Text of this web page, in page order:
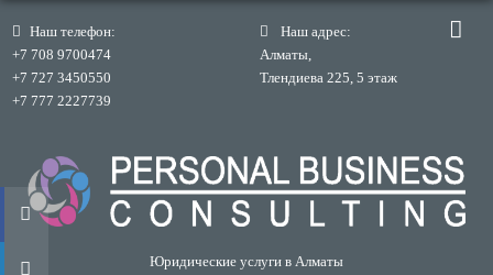
Наш телефон:
+7 708 9700474
+7 727 3450550
+7 777 2227739
Наш адрес:
Алматы,
Тлендиева 225, 5 этаж
Юридические услуги в Алматы